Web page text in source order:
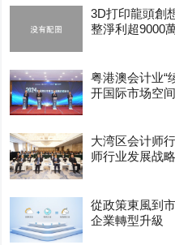
3D打印龍頭創
整淨利超9000
粤港澳会计业“
开国际市场空间
大湾区会计师
师行业发展战
從政策東風到
企業轉型升級